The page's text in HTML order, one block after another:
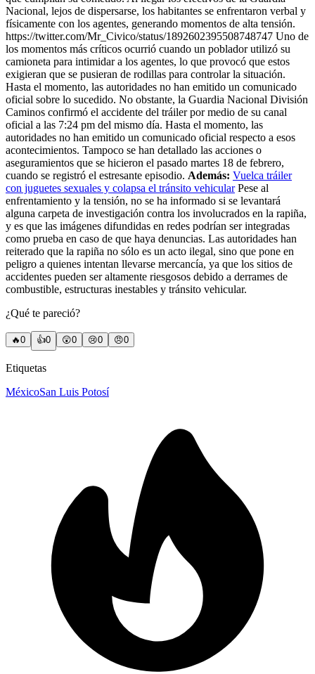
Nacional, lejos de dispersarse, los habitantes se enfrentaron verbal y
físicamente con los agentes, generando momentos de alta tensión.
https://twitter.com/Mr_Civico/status/1892602395508748747 Uno de
los momentos más críticos ocurrió cuando un poblador utilizó su
camioneta para intimidar a los agentes, lo que provocó que estos
exigieran que se pusieran de rodillas para controlar la situación.
Hasta el momento, las autoridades no han emitido un comunicado
oficial sobre lo sucedido. No obstante, la Guardia Nacional División
Caminos confirmó el accidente del tráiler por medio de su canal
oficial a las 7:24 pm del mismo día. Hasta el momento, las
autoridades no han emitido un comunicado oficial respecto a esos
acontecimientos. Tampoco se han detallado las acciones o
aseguramientos que se hicieron el pasado martes 18 de febrero,
cuando se registró el estresante episodio. Además: Vuelca tráiler
con juguetes sexuales y colapsa el tránsito vehicularPese al
enfrentamiento y la tensión, no se ha informado si se levantará
alguna carpeta de investigación contra los involucrados en la rapiña,
y es que las imágenes difundidas en redes podrían ser integradas
como prueba en caso de que haya denuncias. Las autoridades han
reiterado que la rapiña no sólo es un acto ilegal, sino que pone en
peligro a quienes intentan llevarse mercancía, ya que los sitios de
accidentes pueden ser altamente riesgosos debido a derrames de
combustible, estructuras inestables y tránsito vehicular.
¿Qué te pareció?
🔥0 👍0 😲0 😢0 😠0
Etiquetas
MéxicoSan Luis Potosí